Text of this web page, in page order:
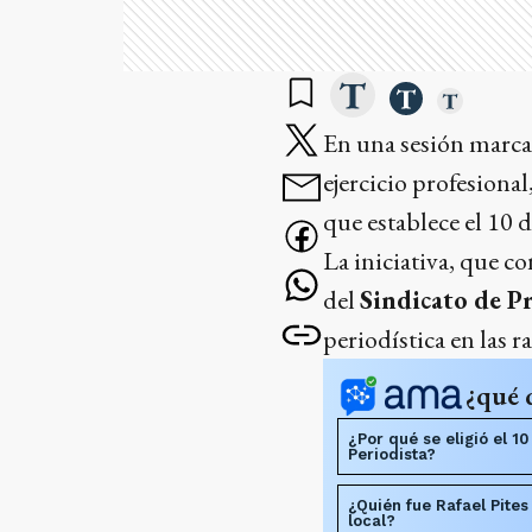
En una sesión
ejercicio
que establece el 10
La iniciativa, que
delSindicato de
periodística en las
¿qué
¿Por qué se eligió el
Periodista?
¿Quién fue Rafael
local?